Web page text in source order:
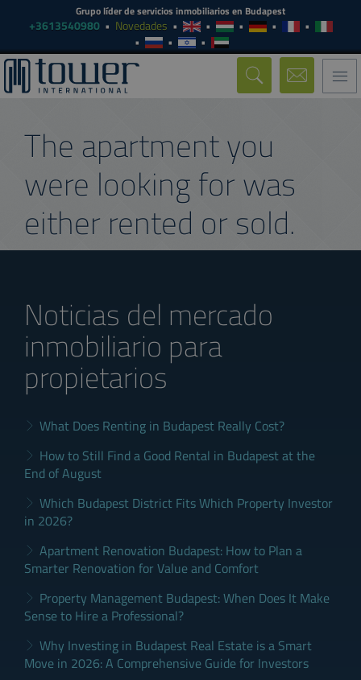
Grupo líder de servicios inmobiliarios en Budapest
+3613540980 Novedades
The apartment you
were looking for was
either rented or sold.
Noticias del mercado
inmobiliario para
propietarios
What Does Renting in Budapest Really Cost?
How to Still Find a Good Rental in Budapest at the
End of August
Which Budapest District Fits Which Property Investor
in 2026?
Apartment Renovation Budapest: How to Plan a
Smarter Renovation for Value and Comfort
Property Management Budapest: When Does It Make
Sense to Hire a Professional?
Why Investing in Budapest Real Estate is a Smart
Move in 2026: A Comprehensive Guide for Investors